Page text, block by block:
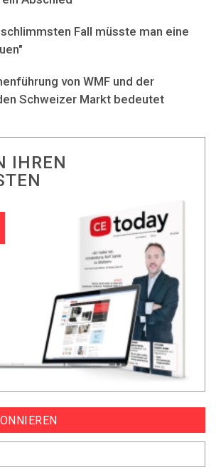
Fall müsste man eine
von WMF und der
Schweizer Markt bedeutet
IHREN